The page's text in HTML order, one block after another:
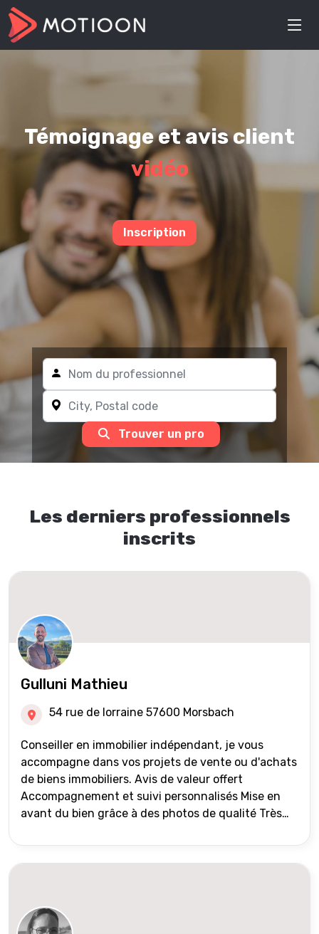
Témoignage et avis client
vidéo
Inscription
Trouver un pro
Les derniers professionnels
inscrits
Gulluni Mathieu
54 rue de lorraine 57600 Morsbach
Conseiller en immobilier indépendant, je vous
accompagne dans vos projets de vente ou d'achats
de biens immobiliers. Avis de valeur offert
Accompagnement et suivi personnalisés Mise en
avant du bien grâce à des photos de qualité Très
international) Validation du financement des
acquéreurs auprès de partenaires financiers
réseau Iad France et Iad Deutschland Inter agence